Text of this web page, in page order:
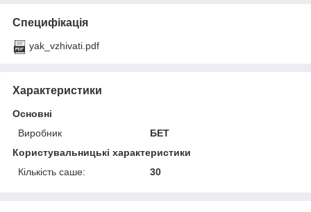
Специфікація
yak_vzhivati.pdf
Характеристики
Основні
Виробник
БЕТ
Користувальницькі характеристики
Кількість саше:
30